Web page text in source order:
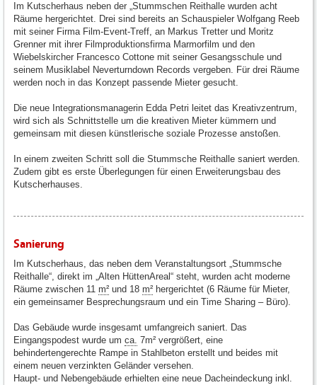
Im Kutscherhaus neben der „Stummschen Reithalle wurden acht
Räume hergerichtet. Drei sind bereits an Schauspieler Wolfgang Reeb
mit seiner Firma Film-Event-Treff, an Markus Tretter und Moritz
Grenner mit ihrer Filmproduktionsfirma Marmorfilm und den
Wiebelskircher Francesco Cottone mit seiner Gesangsschule und
seinem Musiklabel Neverturndown Records vergeben. Für drei Räume
werden noch in das Konzept passende Mieter gesucht.
Die neue Integrationsmanagerin Edda Petri leitet das Kreativzentrum,
wird sich als Schnittstelle um die kreativen Mieter kümmern und
gemeinsam mit diesen künstlerische soziale Prozesse anstoßen.
In einem zweiten Schritt soll die Stummsche Reithalle saniert werden.
Zudem gibt es erste Überlegungen für einen Erweiterungsbau des
Kutscherhauses.
Sanierung
Im Kutscherhaus, das neben dem Veranstaltungsort „Stummsche
Reithalle“, direkt im „Alten HüttenAreal“ steht, wurden acht moderne
Räume zwischen 11 m² und 18 m² hergerichtet (6 Räume für Mieter,
ein gemeinsamer Besprechungsraum und ein Time Sharing – Büro).
Das Gebäude wurde insgesamt umfangreich saniert. Das
Eingangspodest wurde um ca. 7m² vergrößert, eine
behindertengerechte Rampe in Stahlbeton erstellt und beides mit
einem neuen verzinkten Geländer versehen.
Haupt- und Nebengebäude erhielten eine neue Dacheindeckung inkl.